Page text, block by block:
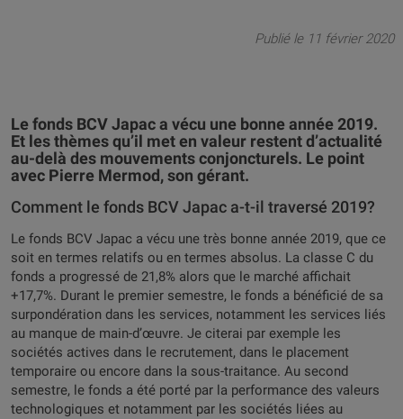
Publié le 11 février 2020
Le fonds BCV Japac a vécu une bonne année 2019.
Et les thèmes qu’il met en valeur restent d’actualité
au-delà des mouvements conjoncturels. Le point
avec Pierre Mermod, son gérant.
Comment le fonds BCV Japac a-t-il traversé 2019?
Le fonds BCV Japac a vécu une très bonne année 2019, que ce
soit en termes relatifs ou en termes absolus. La classe C du
fonds a progressé de 21,8% alors que le marché affichait
+17,7%. Durant le premier semestre, le fonds a bénéficié de sa
surpondération dans les services, notamment les services liés
au manque de main-d’œuvre. Je citerai par exemple les
sociétés actives dans le recrutement, dans le placement
temporaire ou encore dans la sous-traitance. Au second
semestre, le fonds a été porté par la performance des valeurs
technologiques et notamment par les sociétés liées au